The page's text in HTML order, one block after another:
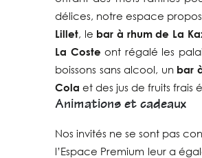
délices, notre espace
Lillet, le bar à rhum de La
La Coste ont régalé les
boissons sans alcool, un bar
Cola et des jus de fruits frais
Animations et cadeaux
Nos invités ne se sont pas
l’Espace Premium leur a